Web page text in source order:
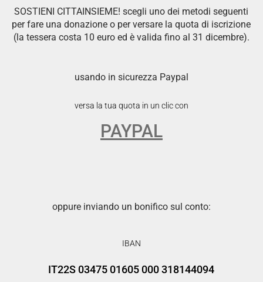
SOSTIENI CITTAINSIEME! scegli uno dei metodi seguenti
per fare una donazione o per versare la quota di iscrizione
(la tessera costa 10 euro ed è valida fino al 31 dicembre).
usando in sicurezza Paypal
versa la tua quota in un clic con
PAYPAL
oppure inviando un bonifico sul conto:
IBAN
IT22S 03475 01605 000 318144094